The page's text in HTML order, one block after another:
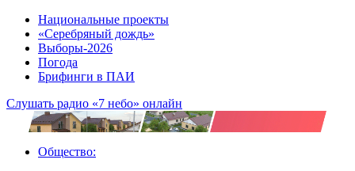
Национальные проекты
«Серебряный дождь»
Выборы-2026
Погода
Брифинги в ПАИ
Слушать радио «7 небо» онлайн
Общество: